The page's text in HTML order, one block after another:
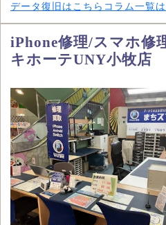
データ復旧はこちら コラム一覧
iPhone修理/スマホ修
キホーテUNY小牧店